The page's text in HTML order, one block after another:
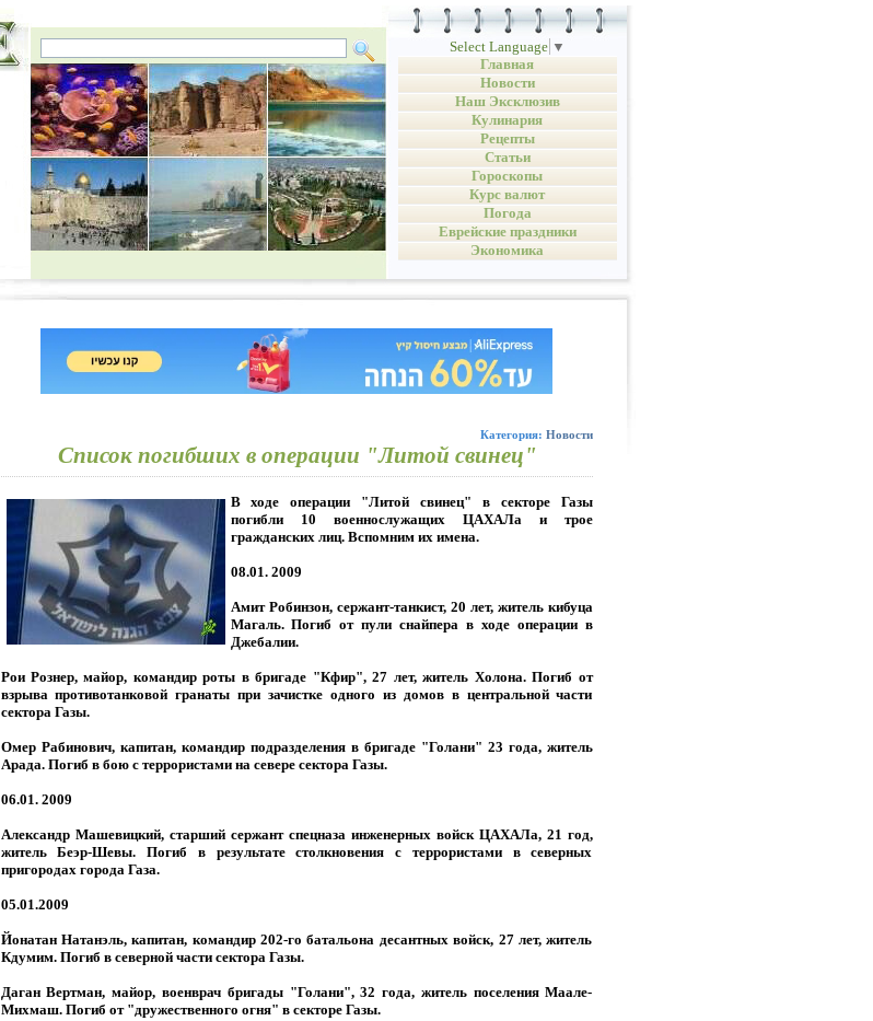
Select Language ▼
Главная
Новости
Наш Эксклюзив
Кулинария
Рецепты
Статьи
Гороскопы
Курс валют
Погода
Еврейские праздники
Экономика
Категория: Новости
Список погибших в операции "Литой свинец"
В ходе операции "Литой свинец" в секторе Газы
погибли 10 военнослужащих ЦАХАЛа и трое
гражданских лиц. Вспомним их имена.
08.01. 2009
Амит Робинзон, сержант-танкист, 20 лет, житель кибуца
Магаль. Погиб от пули снайпера в ходе операции в
Джебалии.
Рои Рознер, майор, командир роты в бригаде "Кфир", 27 лет, житель Холона. Погиб от
взрыва противотанковой гранаты при зачистке одного из домов в центральной части
сектора Газы.
Омер Рабинович, капитан, командир подразделения в бригаде "Голани" 23 года, житель
Арада. Погиб в бою с террористами на севере сектора Газы.
06.01. 2009
Александр Машевицкий, старший сержант спецназа инженерных войск ЦАХАЛа, 21 год,
житель Беэр-Шевы. Погиб в результате столкновения с террористами в северных
пригородах города Газа.
05.01.2009
Йонатан Натанэль, капитан, командир 202-го батальона десантных войск, 27 лет, житель
Кдумим. Погиб в северной части сектора Газы.
Даган Вертман, майор, военврач бригады "Голани", 32 года, житель поселения Маале-
Михмаш. Погиб от "дружественного огня" в секторе Газы.